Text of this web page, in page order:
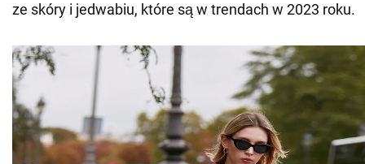
ze skóry i jedwabiu, które są w trendach w 2023 roku.